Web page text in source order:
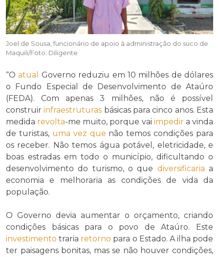
Joel de Sousa, funcionário de apoio à administração do suco de
Maquili/Foto: Diligente
“Oatual
Governo reduziu em 10 milhões de dólares
o Fundo Especial de Desenvolvimento de Ataúro
(FEDA). Com apenas 3 milhões, não é possível
construirinfraestruturas básicas para cinco anos. Esta
medida revolta-me muito, porque vai impedira vinda
de turistas, uma vez que não temos condições para
os receber. Não temos água potável, eletricidade, e
boas estradas em todo o município, dificultando o
desenvolvimento do turismo, o que diversificaria a
economia e melhoraria as condições de vida da
população.
O Governo devia aumentar o orçamento, criando
condições básicas para o povo de Ataúro. Este
investimento traria retorno para o Estado. A ilha pode
ter paisagens bonitas, mas se não houver condições,